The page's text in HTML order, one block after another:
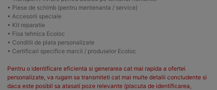
• Piese de schimb (pentru mentenanta / service)
• Accesorii speciale
• Kit reparatie
• Fisa tehnica Ecoloc
• Conditii de plata personalizate
• Certificari specifice marcii / produselor Ecoloc
Pentru o identificare eficienta si generarea cat mai rapida a ofertei
personalizate, va rugam sa transmiteti cat mai multe detalii concludente si
daca este posibil sa atasati poze relevante (placuta de identificarea,